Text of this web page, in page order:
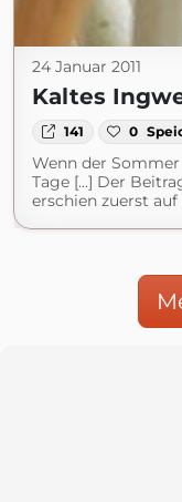
24 Januar 2011
Kaltes
141 0
Wenn der
Tage [...] Der
erschien zuerst